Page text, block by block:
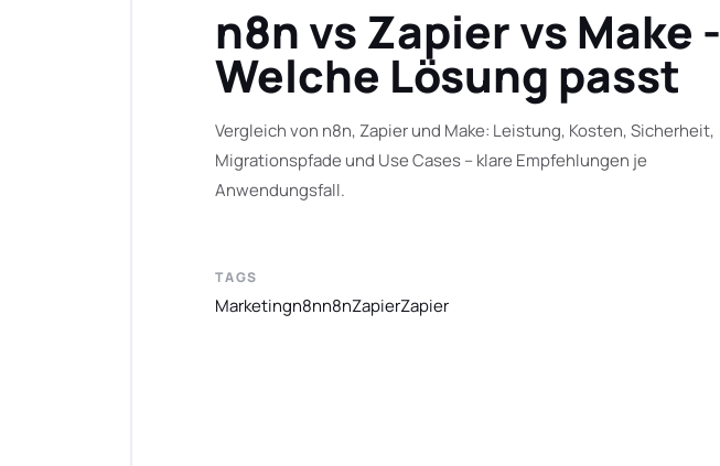
n8n vs Zapier vs Make -
Welche Lösung passt
Vergleich von n8n, Zapier und Make: Leistung, Kosten, Sicherheit,
Migrationspfade und Use Cases – klare Empfehlungen je
Anwendungsfall.
TAGS
Marketingn8nn8nZapierZapier